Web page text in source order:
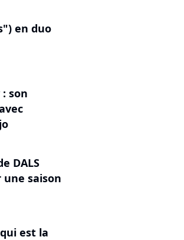
en duo
son
DALS
saison
est la